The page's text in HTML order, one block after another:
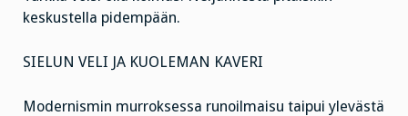
keskustella pidempään.
SIELUN VELI JA KUOLEMAN KAVERI
Modernismin murroksessa runoilmaisu taipui ylevästä